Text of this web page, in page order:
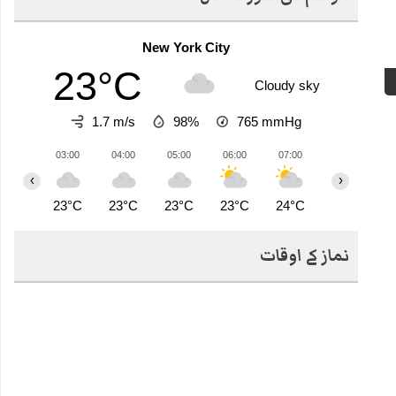
New York City
23°C Cloudy sky
1.7 m/s 98% 765 mmHg
03:00
23°C
04:00
23°C
05:00
23°C
06:00
23°C
07:00
24°C
‹ ›
نماز کے اوقات